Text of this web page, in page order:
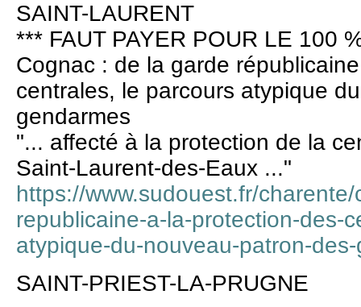
SAINT-LAURENT
*** FAUT PAYER POUR LE 100
Cognac : de la garde
centrales, le parcours atypique
gendarmes
"... affecté à la protection de la
Saint-Laurent-des-Eaux ..."
https://www.sudouest.fr/
republicaine-a-la-protection-des-
atypique-du-nouveau-patron-
SAINT-PRIEST-LA-PRUGNE